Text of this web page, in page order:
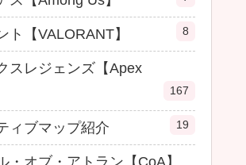
ト【VALORANT】 8
スレジェンズ【Apex
167
ィブマップ紹介 19